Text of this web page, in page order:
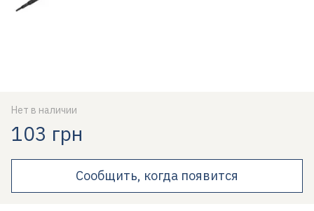
Нет в наличии
103 грн
Сообщить, когда появится